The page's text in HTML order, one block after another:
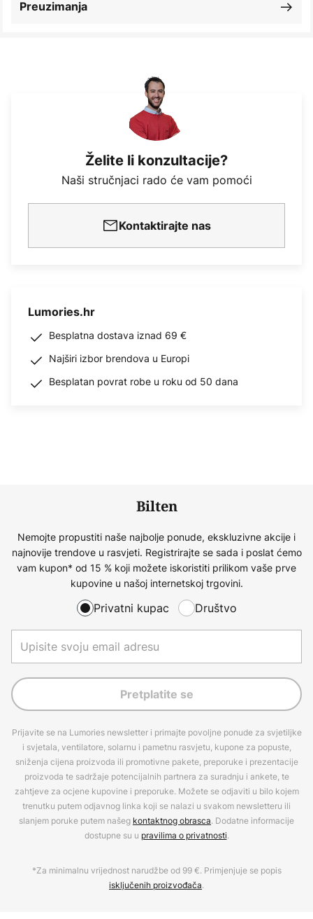
Preuzimanja
Želite li konzultacije?
Naši stručnjaci rado će vam pomoći
Kontaktirajte nas
Lumories.hr
Besplatna dostava iznad 69 €
Najširi izbor brendova u Europi
Besplatan povrat robe u roku od 50 dana
Bilten
Nemojte propustiti naše najbolje ponude, ekskluzivne akcije i
najnovije trendove u rasvjeti. Registrirajte se sada i poslat ćemo
vam kupon* od 15 % koji možete iskoristiti prilikom vaše prve
kupovine u našoj internetskoj trgovini.
Privatni kupac Društvo
Pretplatite se
Prijavite se na Lumories newsletter i primajte povoljne ponude za svjetiljke
i svjetala, ventilatore, solarnu i pametnu rasvjetu, kupone za popuste,
sniženja cijena proizvoda ili promotivne pakete, preporuke i prezentacije
proizvoda te sadržaje potencijalnih partnera za suradnju i ankete, te
zahtjeve za ocjene kupovine i preporuke. Možete se odjaviti u bilo kojem
trenutku putem odjavnog linka koji se nalazi u svakom newsletteru ili
slanjem poruke putem našeg kontaktnog obrasca. Dodatne informacije
dostupne su u pravilima o privatnosti.
*Za minimalnu vrijednost narudžbe od 99 €. Primjenjuje se popis
isključenih proizvođača.